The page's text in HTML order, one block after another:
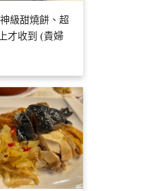
級甜燒餅、超
才收到 (貴婦